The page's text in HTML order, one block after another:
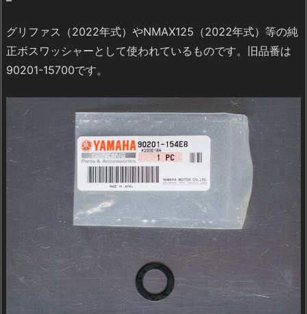
グリファス（2022年式）やNMAX125（2022年式）等の純
正ボスワッシャーとして使われているものです。旧品番は
90201-15700です。